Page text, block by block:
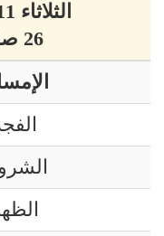
الثلاثاء 11 أوت 2026 ميلادي
26 صفر 1448 هجري